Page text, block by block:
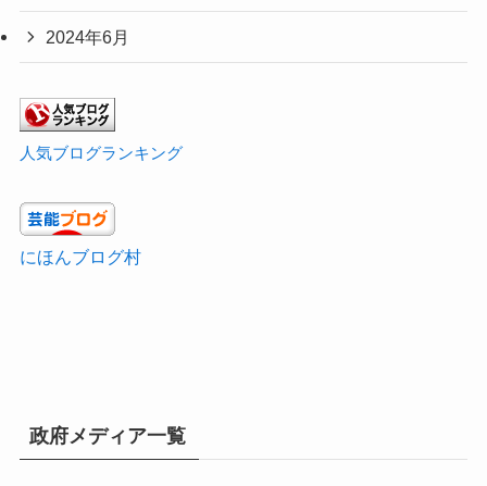
2024年6月
人気ブログランキング
にほんブログ村
政府メディア一覧